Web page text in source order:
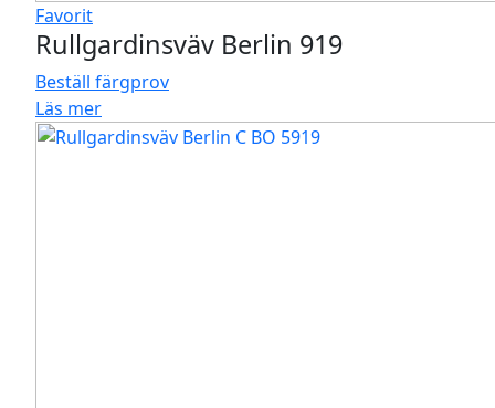
Favorit
Rullgardinsväv Berlin 919
Beställ färgprov
Läs mer